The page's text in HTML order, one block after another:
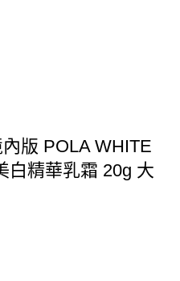
內版 POLA WHITE
白精華乳霜 20g 大